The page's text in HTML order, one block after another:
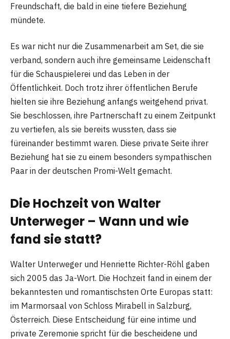
Freundschaft, die bald in eine tiefere Beziehung
mündete.
Es war nicht nur die Zusammenarbeit am Set, die sie
verband, sondern auch ihre gemeinsame Leidenschaft
für die Schauspielerei und das Leben in der
Öffentlichkeit. Doch trotz ihrer öffentlichen Berufe
hielten sie ihre Beziehung anfangs weitgehend privat.
Sie beschlossen, ihre Partnerschaft zu einem Zeitpunkt
zu vertiefen, als sie bereits wussten, dass sie
füreinander bestimmt waren. Diese private Seite ihrer
Beziehung hat sie zu einem besonders sympathischen
Paar in der deutschen Promi-Welt gemacht.
Die Hochzeit von Walter
Unterweger – Wann und wie
fand sie statt?
Walter Unterweger und Henriette Richter-Röhl gaben
sich 2005 das Ja-Wort. Die Hochzeit fand in einem der
bekanntesten und romantischsten Orte Europas statt:
im Marmorsaal von Schloss Mirabell in Salzburg,
Österreich. Diese Entscheidung für eine intime und
private Zeremonie spricht für die bescheidene und